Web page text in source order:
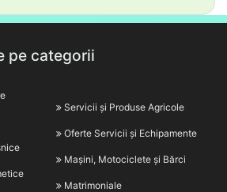
pe categorii
Servicii și Produse Agricole
Oferte Servicii și Echipamente
Mașini, Motociclete și Bărci
Matrimoniale